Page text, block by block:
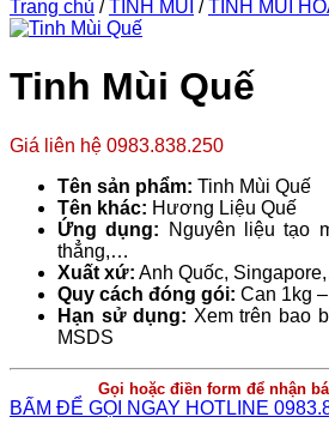
Trang chủ / TINH MÙI / TINH MÙI
Tinh Mùi Quế
Giá liên hệ 0983.838.250
Tên sản phẩm: Tinh Mùi Quế
Tên khác: Hương Liệu Quế
Ứng dụng: Nguyên liệu tạo
thẳng,…
Xuất xứ: Anh Quốc,
Quy cách đóng gói: Can 1kg
Hạn sử dụng: Xem trên bao
MSDS
Gọi hoặc điền form để nhận
BẤM ĐỂ GỌI NGAY HOTLINE